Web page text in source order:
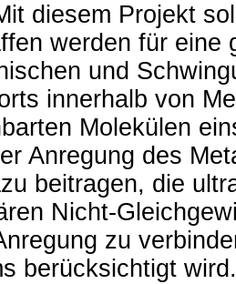
diesem Projekt
werden für eine
und
innerhalb von
Molekülen
Anregung des
beitragen, die
Nicht-
zu
berücksichtigt wird.